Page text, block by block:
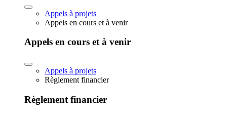
Appels à projets
Appels en cours et à venir
Appels en cours et à venir
Appels à projets
Règlement financier
Règlement financier